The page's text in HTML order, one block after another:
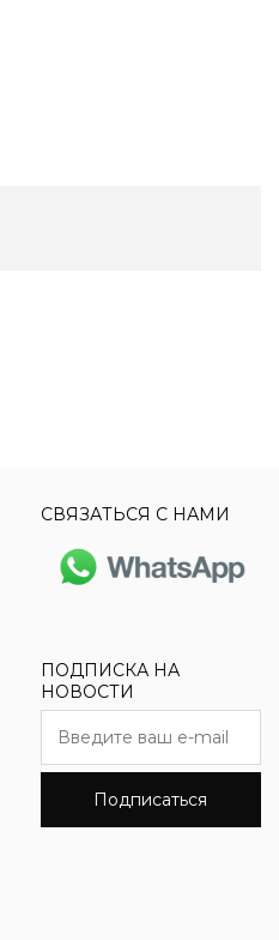
СВЯЗАТЬСЯ С НАМИ
ПОДПИСКА НА
НОВОСТИ
Подписаться